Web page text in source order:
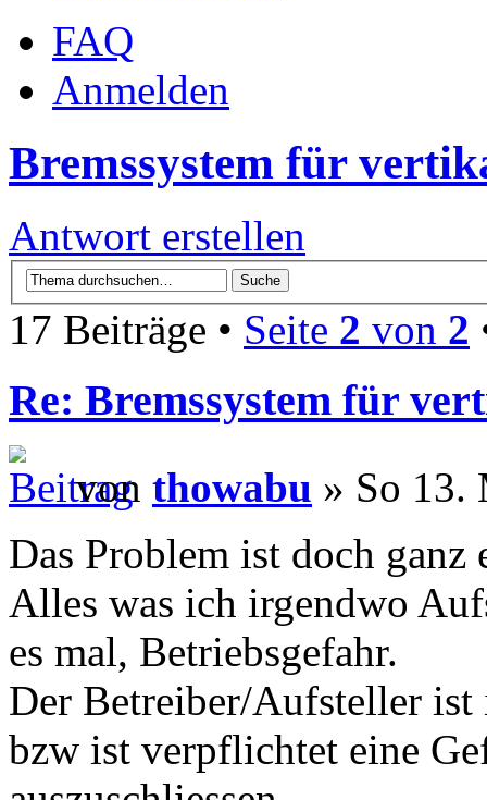
FAQ
Anmelden
Bremssystem für
Antwort erstellen
17 Beiträge • Seite 2 von 2
Re: Bremssystem für
von thowabu » So 13.
Das Problem ist doch ganz
Alles was ich irgendwo
es mal, Betriebsgefahr.
Der Betreiber/Aufsteller ist
bzw ist verpflichtet eine